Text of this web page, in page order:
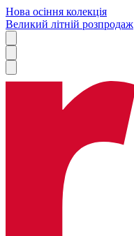
Нова осіння колекція
Великий літній розпродаж